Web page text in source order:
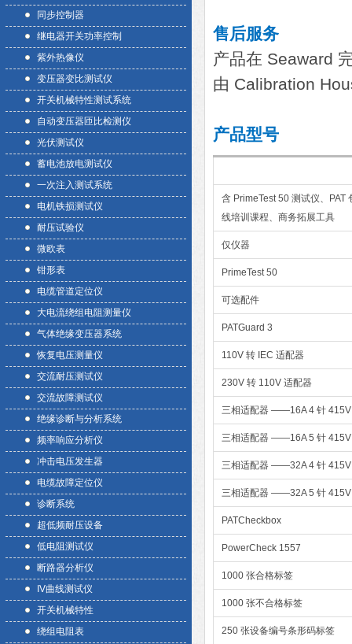
同步控制器
继电器开关功率控制
紫外热像仪
变压器变比测试仪
开关机械特性测试系统
自动变压器匝比检测仪
光伏测试仪
蓄电池放电测试仪
一次注入测试系统
电机铁损测试仪
耐压试验仪
微欧表
钳形表
电缆管道定位仪
大电流绕组电阻测量仪
气体绝缘变压器系统
恢复电压测量仪
交流耐压测试仪
交流故障测试仪
绝缘诊断与分析系统
频率响应分析仪
冲击电压发生器
电缆故障定位仪
诊断系统
超低频耐压设备
低电阻测试仪
断路器分析仪
IV曲线测试仪
开关机械特性
绕组电阻表
售后服务
产品在 Seaward
由 Calibration
产品型号
含 PrimeTest 50 测试仪、PAT
线培训课程、商务拓展工具
仅仪器
PrimeTest 50
可选配件
PATGuard 3
110V 转 IEC 适配器
230V 转 110V 适配器
三相适配器 ——16A 4 针 415V
三相适配器 ——16A 5 针 415V
三相适配器 ——32A 4 针 415V
三相适配器 ——32A 5 针 415V
PATCheckbox
PowerCheck 1557
1000 张合格标签
1000 张不合格标签
250 张设备编号条形码标签